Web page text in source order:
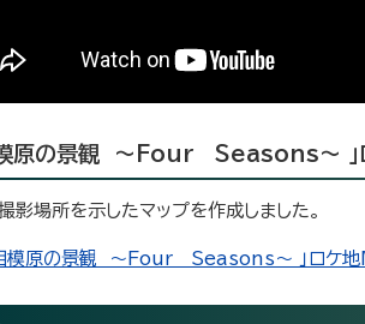
模原の景観 ～Four Seasons～ 」
影場所を示したマップを作成しました。
模原の景観 ～Four Seasons～ 」ロケ